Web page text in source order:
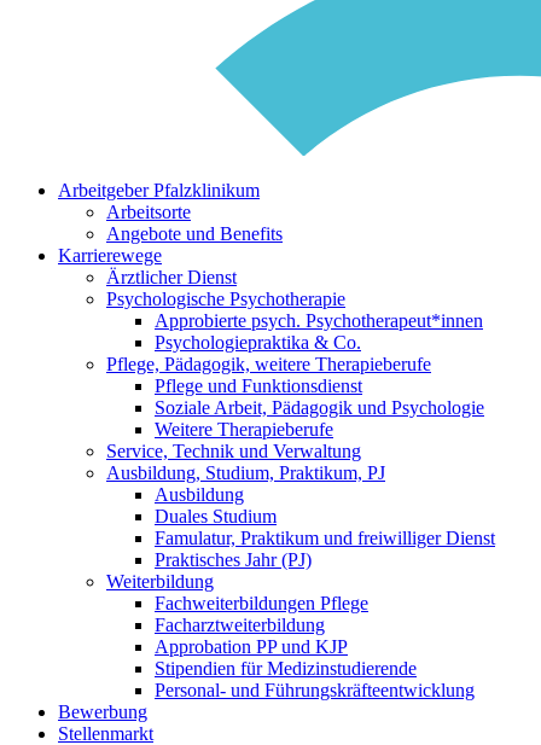
Arbeitgeber Pfalzklinikum
Arbeitsorte
Angebote und Benefits
Karrierewege
Ärztlicher Dienst
Psychologische Psychotherapie
Approbierte psych. Psychotherapeut*innen
Psychologiepraktika & Co.
Pflege, Pädagogik, weitere Therapieberufe
Pflege und Funktionsdienst
Soziale Arbeit, Pädagogik und Psychologie
Weitere Therapieberufe
Service, Technik und Verwaltung
Ausbildung, Studium, Praktikum, PJ
Ausbildung
Duales Studium
Famulatur, Praktikum und freiwilliger Dienst
Praktisches Jahr (PJ)
Weiterbildung
Fachweiterbildungen Pflege
Facharztweiterbildung
Approbation PP und KJP
Stipendien für Medizinstudierende
Personal- und Führungskräfteentwicklung
Bewerbung
Stellenmarkt